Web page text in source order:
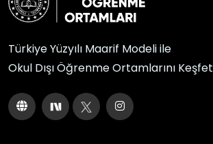
Türkiye Yüzyılı Maarif Modeli ile
Okul Dışı Öğrenme Ortamlarını Keşfet